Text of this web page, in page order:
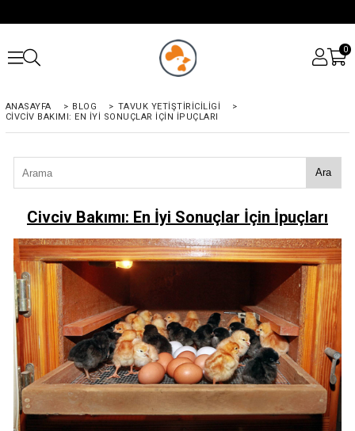
0
ANASAYFA > BLOG > TAVUK YETIŞTIRICILIGI
>
CIVCIV BAKIMI: EN İYI SONUÇLAR İÇIN İPUÇLARI
Ara
Civciv Bakımı: En İyi Sonuçlar İçin İpuçları